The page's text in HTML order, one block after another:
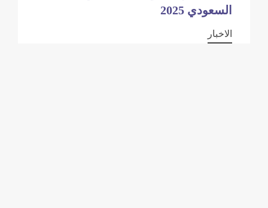
السعودي 2025
الاخبار